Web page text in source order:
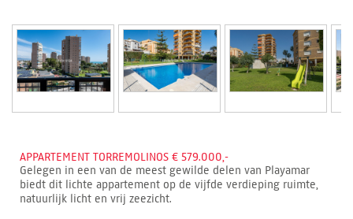
APPARTEMENT TORREMOLINOS € 579.000,-
Gelegen in een van de meest gewilde delen van Playamar
biedt dit lichte appartement op de vijfde verdieping ruimte,
natuurlijk licht en vrij zeezicht.